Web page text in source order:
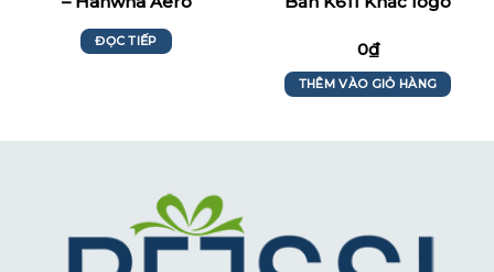
ĐỌC TIẾP
0₫
THÊM VÀO GIỎ HÀNG